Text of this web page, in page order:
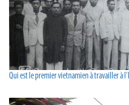
Qui est le premier vietnamien à travailler à